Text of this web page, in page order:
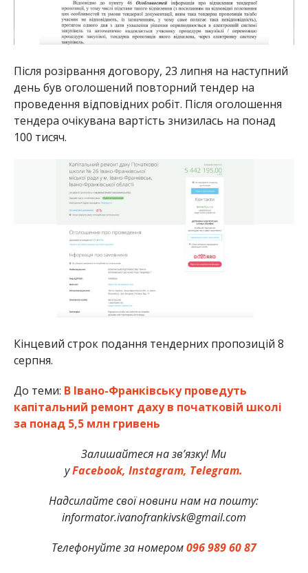
Після розірвання договору, 23 липня на наступний
день був оголошений повторний тендер на
проведення відповідних робіт. Після оголошення
тендера очікувана вартість знизилась на понад
100 тисяч.
Кінцевий строк подання тендерних пропозицій 8
серпня.
До теми: В Івано-Франківську проведуть
капітальний ремонт даху в початковій школі
за понад 5,5 млн гривень
Залишайтеся на зв’язку! Ми
уFacebook,Instagram, Telegram.
Надсилайте свої новини нам на пошту:
informator.ivanofrankivsk@gmail.com
Телефонуйте за номером096 989 60 87